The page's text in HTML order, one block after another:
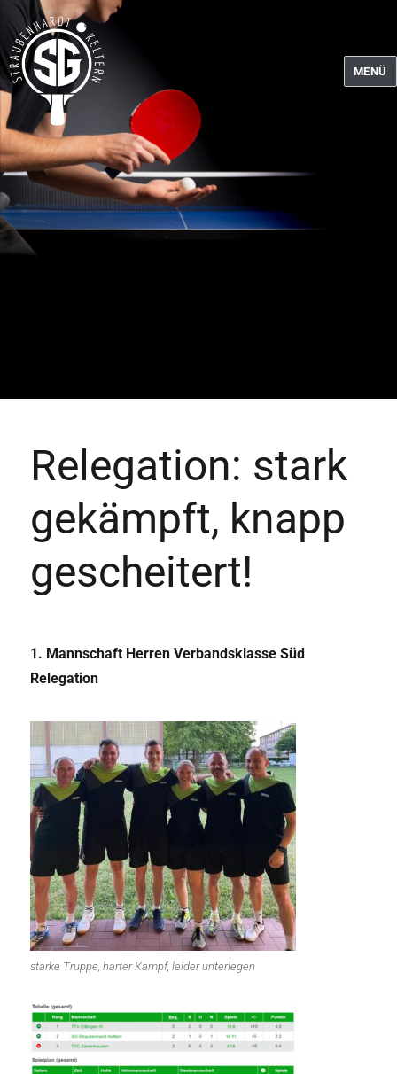
Tischtennis SG Straubenhardt-Keltern
MENÜ
Relegation: stark
gekämpft, knapp
gescheitert!
1. Mannschaft Herren Verbandsklasse Süd
Relegation
starke Truppe, harter Kampf, leider unterlegen